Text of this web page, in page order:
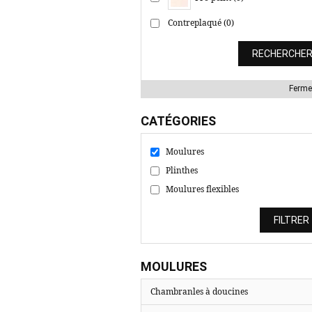
Contreplaqué (0)
CATÉGORIES
Moulures
Plinthes
Moulures flexibles
MOULURES
Chambranles à doucines